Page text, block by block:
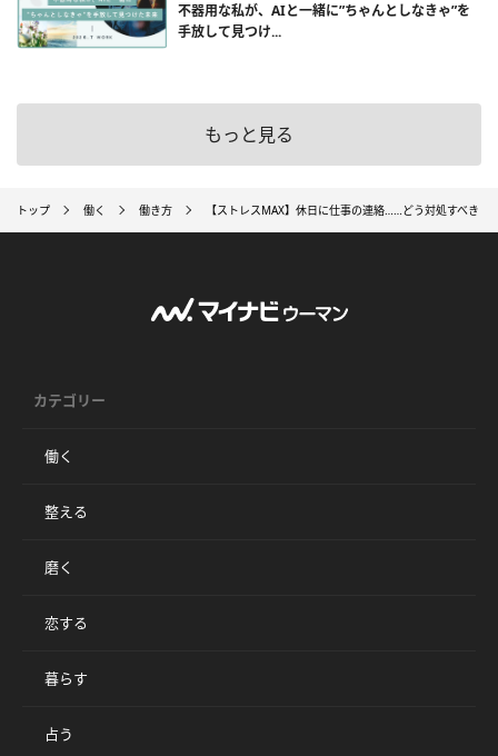
不器用な私が、AIと一緒に”ちゃんとしなきゃ”を
手放して見つけ...
もっと見る
トップ 働く 働き方 【ストレスMAX】休日に仕事の連絡……どう対処すべき？
カテゴリー
働く
整える
磨く
恋する
暮らす
占う